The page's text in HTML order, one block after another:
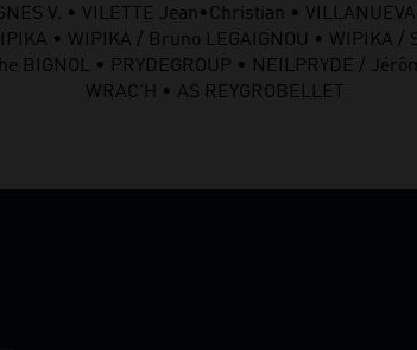
V. • VILETTE Jean•Christian •
• WIPIKA / Bruno LEGAIGNOU • WIPIKA
BIGNOL • PRYDEGROUP • NEILPRYDE /
WRAC'H • AS REYGROBELLET